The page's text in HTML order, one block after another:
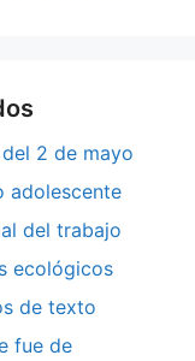
2 de mayo
adolescente
del trabajo
ecológicos
de texto
fue de